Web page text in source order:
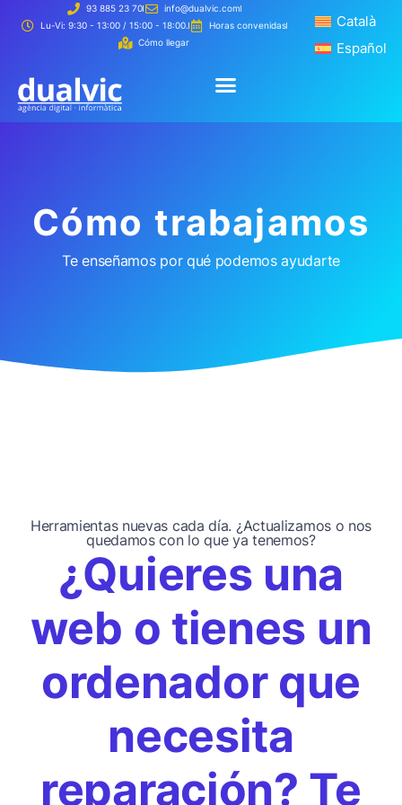
93 885 23 70
info@dualvic.com
Lu-Vi: 9:30 - 13:00 / 15:00 - 18:00.
Horas convenidas
Cómo llegar
Català
Español
Català
Cómo trabajamos
Te enseñamos por qué podemos ayudarte
Herramientas nuevas cada día. ¿Actualizamos o nos
quedamos con lo que ya tenemos?
¿Quieres una
web o tienes un
ordenador que
necesita
reparación? Te